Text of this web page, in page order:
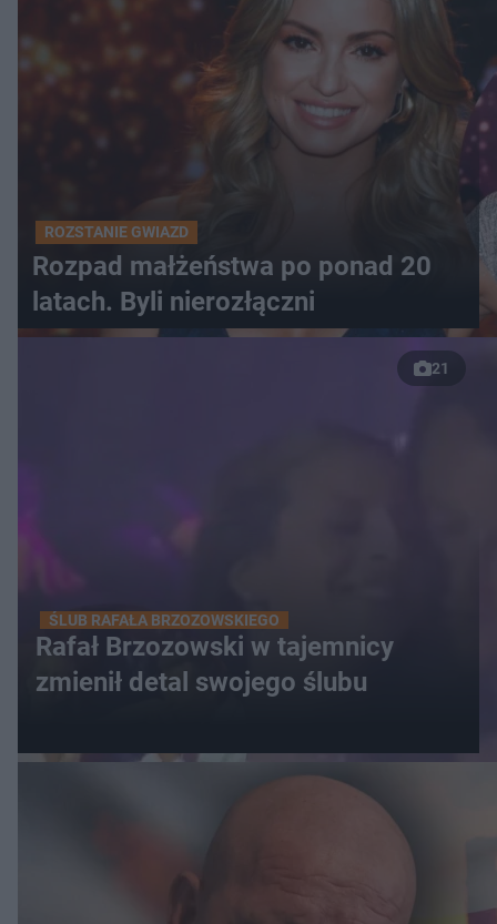
ROZSTANIE GWIAZD
Rozpad małżeństwa po ponad 20
latach. Byli nierozłączni
21
ŚLUB RAFAŁA BRZOZOWSKIEGO
Rafał Brzozowski w tajemnicy
zmienił detal swojego ślubu